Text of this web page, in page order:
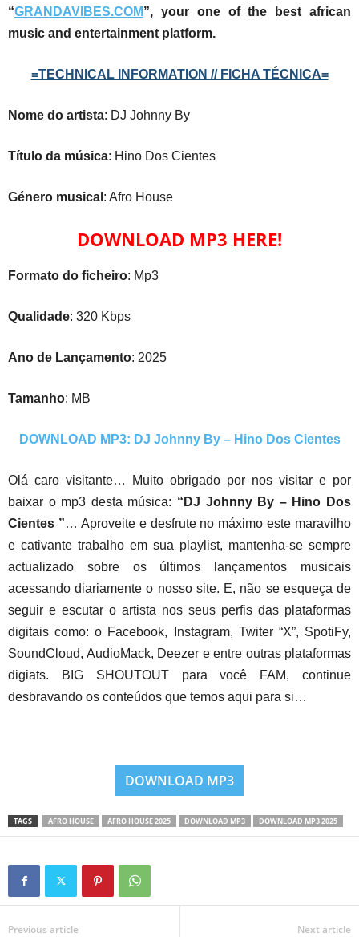
“GRANDAVIBES.COM”, your one of the best african
music and entertainment platform.
=TECHNICAL INFORMATION // FICHA TÉCNICA=
Nome do artista: DJ Johnny By
Título da música: Hino Dos Cientes
Género musical : Afro House
DOWNLOAD MP3 HERE!
Formato do ficheiro: Mp3
Qualidade: 320 Kbps
Ano de Lançamento: 2025
Tamanho: MB
DOWNLOAD MP3: DJ Johnny By – Hino Dos Cientes
Olá caro visitante… Muito obrigado por nos visitar e por
baixar o mp3 desta música: “DJ Johnny By – Hino Dos
Cientes ”… Aproveite e desfrute no máximo este maravilho
e cativante trabalho em sua playlist, mantenha-se sempre
actualizado sobre os últimos lançamentos musicais
acessando diariamente o nosso site. E, não se esqueça de
seguir e escutar o artista nos seus perfis das plataformas
digitais como: o Facebook, Instagram, Twiter “X”, SpotiFy,
SoundCloud, AudioMack, Deezer e entre outras plataformas
digiats. BIG SHOUTOUT para você FAM, continue
desbravando os conteúdos que temos aqui para si…
DOWNLOAD MP3
TAGS AFRO HOUSE AFRO HOUSE 2025 DOWNLOAD MP3 DOWNLOAD MP3 2025
Previous article Next article